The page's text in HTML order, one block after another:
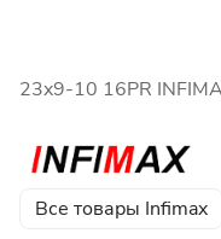
23x9-10 16PR
Все товары Infimax